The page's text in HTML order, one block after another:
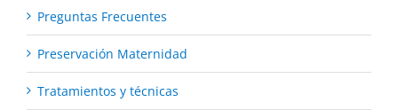
Preguntas Frecuentes
Preservación Maternidad
Tratamientos y técnicas